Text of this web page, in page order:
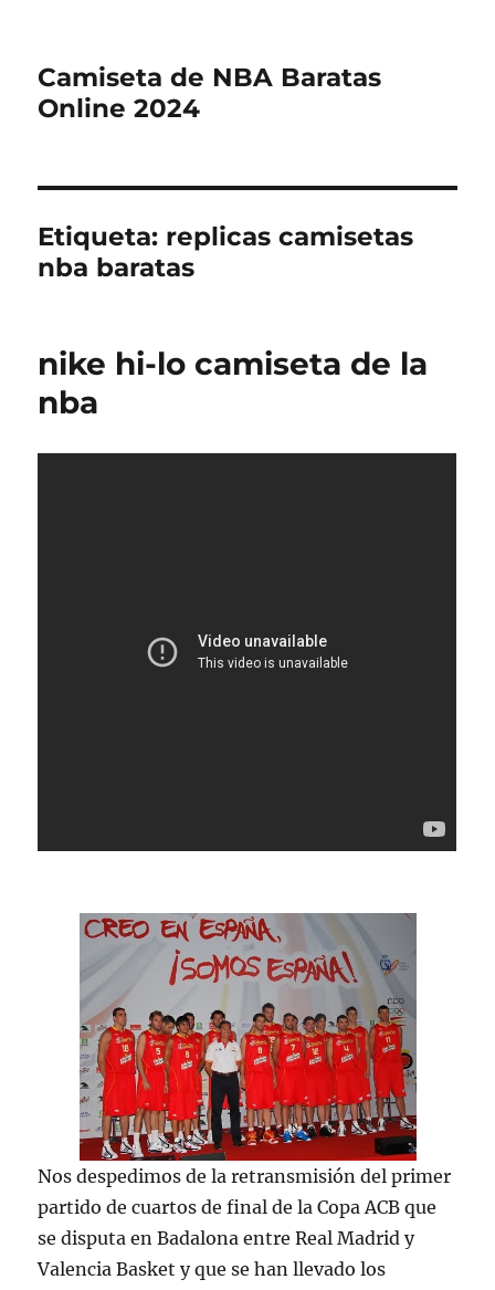
Camiseta de NBA Baratas
Online 2024
Etiqueta: replicas camisetas
nba baratas
nike hi-lo camiseta de la
nba
Nos despedimos de la retransmisión del primer
partido de cuartos de final de la Copa ACB que
se disputa en Badalona entre Real Madrid y
Valencia Basket y que se han llevado los